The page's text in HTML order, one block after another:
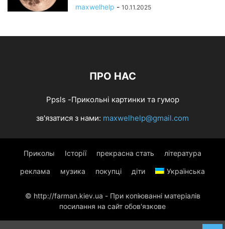
maxwelhelp - 10.11.2025
ПРО НАС
Ppsls -Прикольні картинки та гумор
зв'язатися з нами: maxwelhelp@gmail.com
Приколы Історії прекрасна стать література
реклама музика покупці діти Українська
© http://farman.kiev.ua - При копіюванні матеріалів
посилання на сайт обов'язкове